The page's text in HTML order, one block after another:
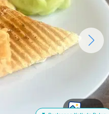
+10